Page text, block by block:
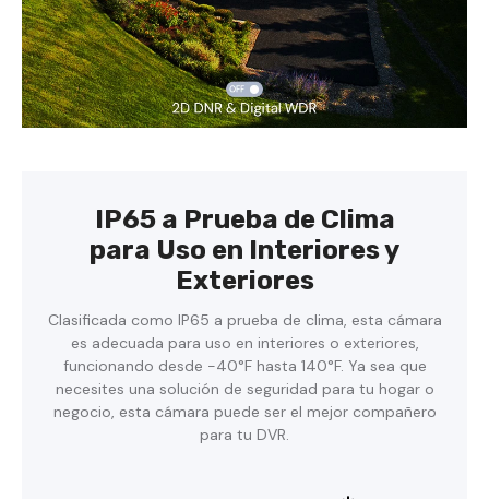
IP65 a Prueba de Clima
para Uso en Interiores y
Exteriores
Clasificada como IP65 a prueba de clima, esta cámara
es adecuada para uso en interiores o exteriores,
funcionando desde -40°F hasta 140°F. Ya sea que
necesites una solución de seguridad para tu hogar o
negocio, esta cámara puede ser el mejor compañero
para tu DVR.